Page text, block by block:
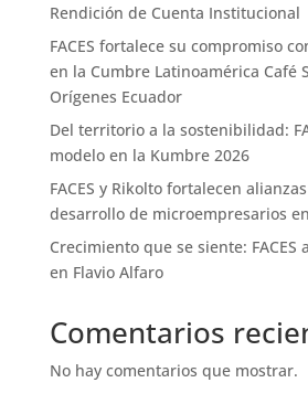
Rendición de Cuenta Institucional
FACES fortalece su compromiso
en la Cumbre Latinoamérica Café
Orígenes Ecuador
Del territorio a la sostenibilidad:
modelo en la Kumbre 2026
FACES y Rikolto fortalecen
desarrollo de microempresarios
Crecimiento que se siente: FACES
en Flavio Alfaro
Comentarios
No hay comentarios que mostrar.